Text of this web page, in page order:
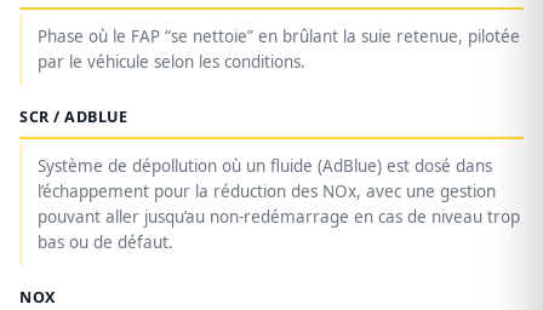
Phase où le FAP “se nettoie” en brûlant la suie retenue, pilotée
par le véhicule selon les conditions.
SCR / ADBLUE
Système de dépollution où un fluide (AdBlue) est dosé dans
l’échappement pour la réduction des NOx, avec une gestion
pouvant aller jusqu’au non-redémarrage en cas de niveau trop
bas ou de défaut.
NOX